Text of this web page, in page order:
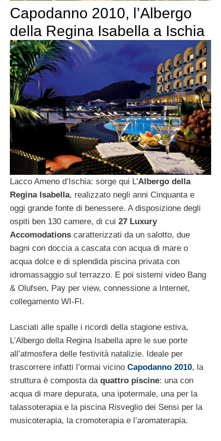
Capodanno 2010, l’Albergo
della Regina Isabella a Ischia
Lacco Ameno d’Ischia: sorge qui L’Albergo della
Regina Isabella, realizzato negli anni Cinquanta e
oggi grande fonte di benessere. A disposizione degli
ospiti ben 130 camere, di cui 27 Luxury
Accomodations caratterizzati da un salotto, due
bagni con doccia a cascata con acqua di mare o
acqua dolce e di splendida piscina privata con
idromassaggio sul terrazzo. E poi sistemi video Bang
& Olufsen, Pay per view, connessione a Internet,
collegamento WI-FI.
Lasciati alle spalle i ricordi della stagione estiva,
L’Albergo della Regina Isabella apre le sue porte
all’atmosfera delle festività natalizie. Ideale per
trascorrere infatti l’ormai vicino Capodanno 2010, la
struttura è composta da quattro piscine: una con
acqua di mare depurata, una ipotermale, una per la
talassoterapia e la piscina Risveglio dei Sensi per la
musicoterapia, la cromoterapia e l’aromaterapia.